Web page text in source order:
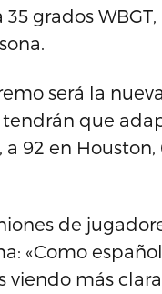
grados
será la
que
92 en Houston,
de
«Como
viendo más